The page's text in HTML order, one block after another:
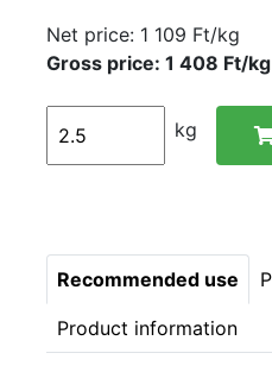
Net price: 1 109 Ft/kg
Gross price: 1 408 Ft/kg
kg
Recommended use
Product information